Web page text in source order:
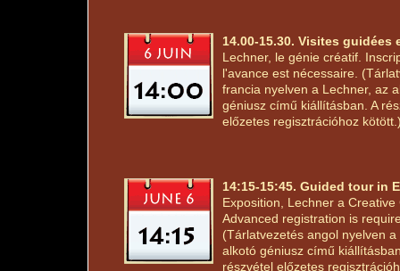
14.00-15.30. Visites guidées
Lechner, le génie créatif.
l'avance est nécessaire.
francia nyelven a Lechner, az
géniusz című kiállításban. A
előzetes regisztrációhoz
14:15-15:45. Guided tour in
Exposition, Lechner a Creative
Advanced registration is
(Tárlatvezetés angol nyelven a
alkotó géniusz című
részvétel előzetes